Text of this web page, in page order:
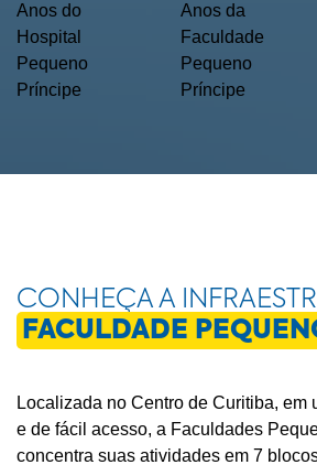
Anos do
Hospital
Pequeno
Príncipe
Anos da
Faculdade
Pequeno
Príncipe
CONHEÇA A
FACULDADE
Localizada no Centro de Curitiba, em
e de fácil acesso, a Faculdades
concentra suas atividades em 7